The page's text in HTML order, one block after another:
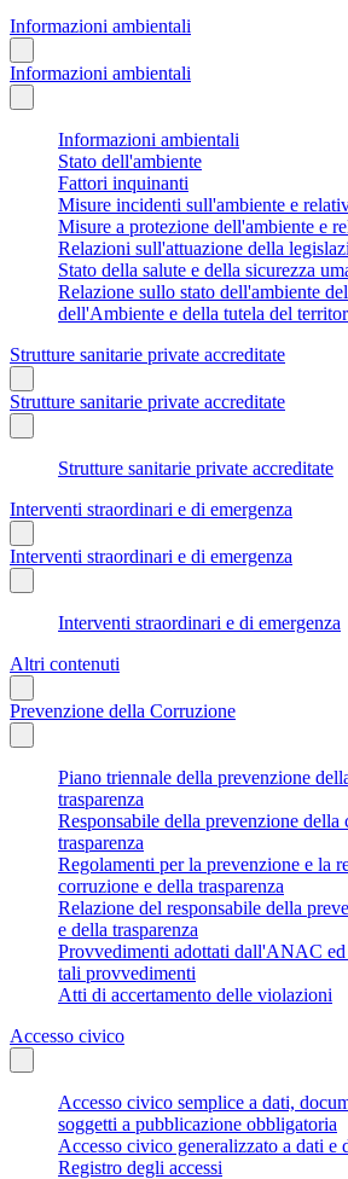
Informazioni ambientali
Informazioni ambientali
Informazioni ambientali
Stato dell'ambiente
Fattori inquinanti
Misure incidenti sull'ambiente e
Misure a protezione dell'ambiente e
Relazioni sull'attuazione della
Stato della salute e della sicurezza
Relazione sullo stato dell'ambiente
dell'Ambiente e della tutela del
Strutture sanitarie private accreditate
Strutture sanitarie private accreditate
Strutture sanitarie private accreditate
Interventi straordinari e di emergenza
Interventi straordinari e di emergenza
Interventi straordinari e di emergenza
Altri contenuti
Prevenzione della Corruzione
Piano triennale della prevenzione
trasparenza
Responsabile della prevenzione della
trasparenza
Regolamenti per la prevenzione e la
corruzione e della trasparenza
Relazione del responsabile della
e della trasparenza
Provvedimenti adottati dall'ANAC ed
tali provvedimenti
Atti di accertamento delle violazioni
Accesso civico
Accesso civico semplice a dati,
soggetti a pubblicazione obbligatoria
Accesso civico generalizzato a dati e
Registro degli accessi